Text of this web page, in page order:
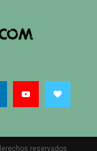
reservados